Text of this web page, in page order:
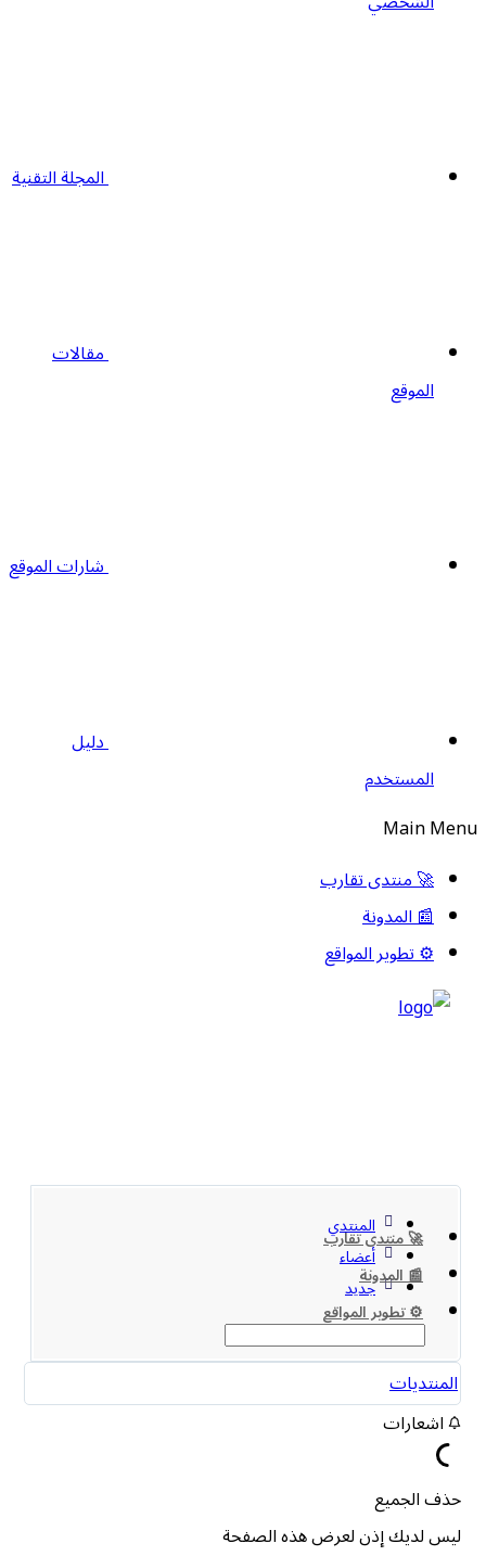
المجلة التقنية
مقالات
الموقع
شارات الموقع
دليل
المستخدم
Main Menu
🚀 منتدى تقارب
📰 المدونة
⚙️ تطوير المواقع
🚀 منتدى تقارب
📰 المدونة
⚙️ تطوير المواقع
المنتدي
أعضاء
جديد
المنتديات
اشعارات
حذف الجميع
ليس لديك إذن لعرض هذه الصفحة